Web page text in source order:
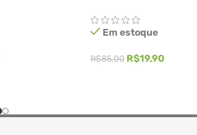
Em estoque
R$85,00 R$19,90